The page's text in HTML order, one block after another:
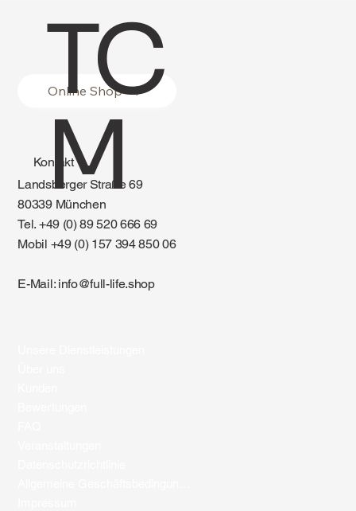
Online Shop
Kontakt
Landsberger Straße 69
80339 München
Tel. +49 (0) 89 520 666 69
Mobil +49 (0) 157 394 850 06
E-Mail: info@full-life.shop
TC
M